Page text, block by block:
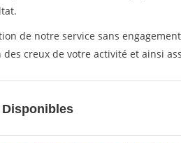
de notre service sans
des creux de votre activité et ainsi